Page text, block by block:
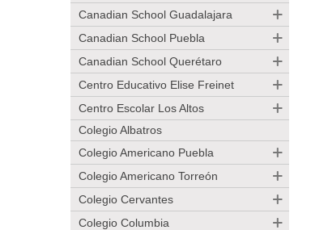
Canadian School Guadalajara
Canadian School Puebla
Canadian School Querétaro
Centro Educativo Elise Freinet
Centro Escolar Los Altos
Colegio Albatros
Colegio Americano Puebla
Colegio Americano Torreón
Colegio Cervantes
Colegio Columbia